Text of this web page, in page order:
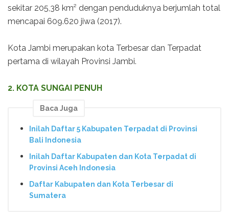
sekitar 205,38 km² dengan penduduknya berjumlah total
mencapai 609.620 jiwa (2017).
Kota Jambi merupakan kota Terbesar dan Terpadat
pertama di wilayah Provinsi Jambi.
2. KOTA SUNGAI PENUH
Baca Juga
Inilah Daftar 5 Kabupaten Terpadat di Provinsi
Bali Indonesia
Inilah Daftar Kabupaten dan Kota Terpadat di
Provinsi Aceh Indonesia
Daftar Kabupaten dan Kota Terbesar di
Sumatera